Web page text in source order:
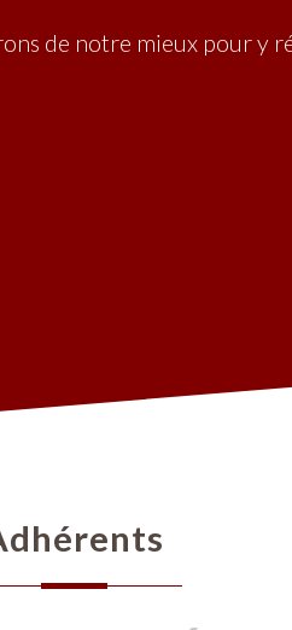
de notre mieux pour y
adhérents